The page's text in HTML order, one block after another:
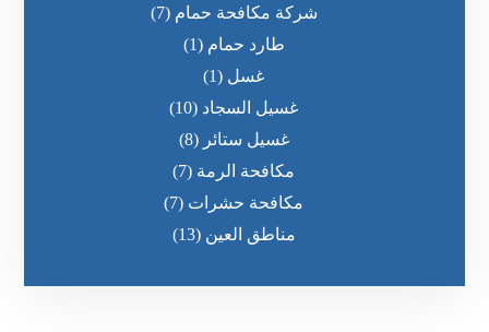
شركة مكافحة حمام (7)
طارد حمام (1)
غسل (1)
غسيل السجاد (10)
غسيل ستائر (8)
مكافحة الرمة (7)
مكافحة حشرات (7)
مناطق العين (13)